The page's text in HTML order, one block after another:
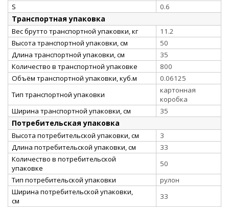
S
0.6
Транспортная упаковка
Вес брутто транспортной упаковки, кг
11.2
Высота транспортной упаковки, см
50
Длина транспортной упаковки, см
35
Количество в транспортной упаковке
800
Объём транспортной упаковки, куб.м
0.06125
Тип транспортной упаковки
картонная
коробка
Ширина транспортной упаковки, см
35
Потребительская упаковка
Высота потребительской упаковки, см
3
Длина потребительской упаковки, см
33
Количество в потребительской
упаковке
50
Тип потребительской упаковки
рулон
Ширина потребительской упаковки,
см
33